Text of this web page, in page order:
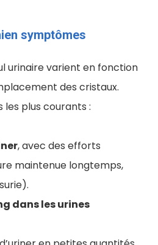
symptômes
urinaire varient en fonction
des cristaux.
les plus courants :
, avec des efforts
maintenue longtemps,
dans les urines